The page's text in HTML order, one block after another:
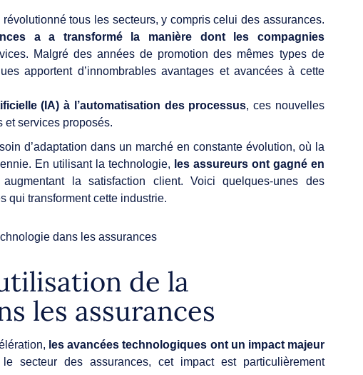
tous les secteurs, y compris celui des assurances.
a a transformé la manière dont les compagnies
Malgré des années de promotion des mêmes types de
apportent d’innombrables avantages et avancées à cette
(IA) à l’automatisation des processus, ces nouvelles
et services proposés.
d’adaptation dans un marché en constante évolution, où la
En utilisant la technologie, les assureurs ont gagné en
augmentant la satisfaction client. Voici quelques-unes des
qui transforment cette industrie.
de la
les assurances
les avancées technologiques ont un impact majeur
secteur des assurances, cet impact est particulièrement